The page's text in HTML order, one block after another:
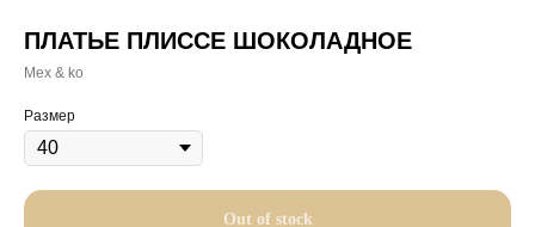
ПЛАТЬЕ ПЛИССЕ ШОКОЛАДНОЕ
Mex & ko
Размер
Out of stock